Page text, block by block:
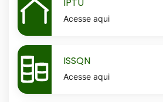
Acesse aqui
MaskIssqn
ISSQN
Acesse aqui